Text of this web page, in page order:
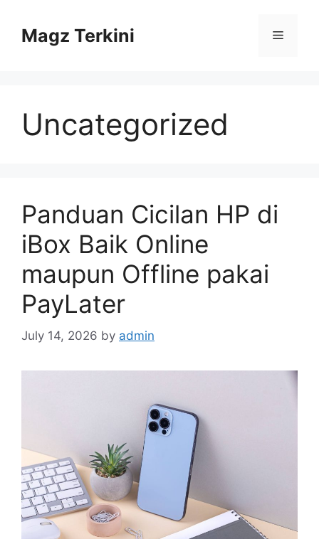
contentMagz Terkini Menu
Uncategorized
Panduan Cicilan HP di
iBox Baik Online
maupun Offline pakai
PayLater
July 14, 2026 by admin